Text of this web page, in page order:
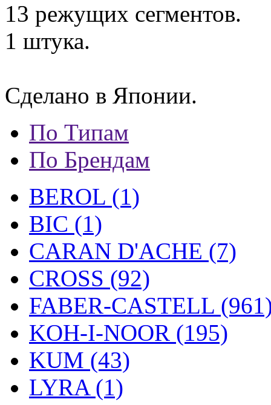
13 режущих сегментов.
1 штука.
Сделано в Японии.
По Типам
По Брендам
BEROL (1)
BIC (1)
CARAN D'ACHE (7)
CROSS (92)
FABER-CASTELL
KOH-I-NOOR (195)
KUM (43)
LYRA (1)